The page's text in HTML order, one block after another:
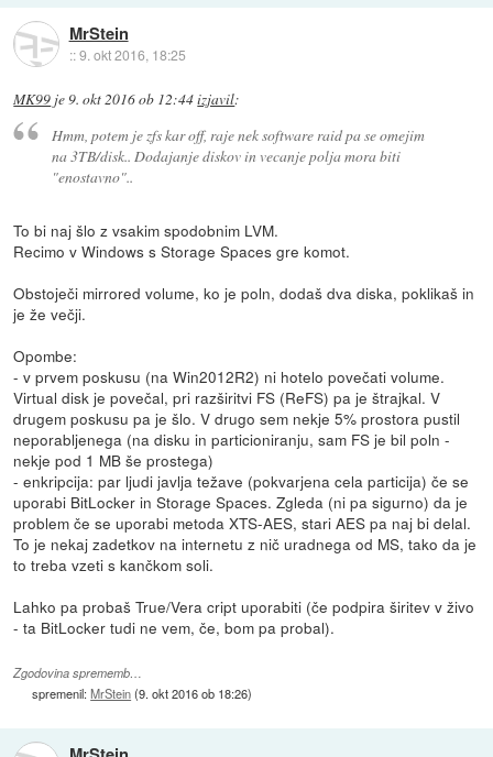
MrStein
::9. okt 2016, 18:25
MK99 je9. okt 2016 ob 12:44izjavil:
Hmm, potem je zfs kar off, raje nek software raid pa se omejim
na 3TB/disk.. Dodajanje diskov in vecanje polja mora biti
"enostavno"..
To bi naj šlo z vsakim spodobnim LVM.
Recimo v Windows s Storage Spaces gre komot.
Obstoječi mirrored volume, ko je poln, dodaš dva diska, poklikaš in
je že večji.
Opombe:
- v prvem poskusu (na Win2012R2) ni hotelo povečati volume.
Virtual disk je povečal, pri razširitvi FS (ReFS) pa je štrajkal. V
drugem poskusu pa je šlo. V drugo sem nekje 5% prostora pustil
neporabljenega (na disku in particioniranju, sam FS je bil poln -
nekje pod 1 MB še prostega)
- enkripcija: par ljudi javlja težave (pokvarjena cela particija) če se
uporabi BitLocker in Storage Spaces. Zgleda (ni pa sigurno) da je
problem če se uporabi metoda XTS-AES, stari AES pa naj bi delal.
To je nekaj zadetkov na internetu z nič uradnega od MS, tako da je
to treba vzeti s kančkom soli.
Lahko pa probaš True/Vera cript uporabiti (če podpira širitev v živo
- ta BitLocker tudi ne vem, če, bom pa probal).
Zgodovina sprememb…
spremenil:MrStein(9. okt 2016 ob 18:26)